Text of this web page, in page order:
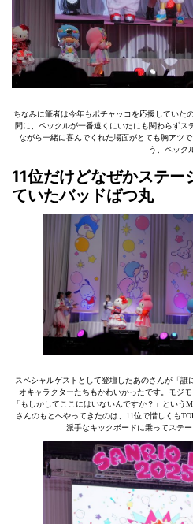
ちなみに筆者は今年もポチャッコを応援していた
間に、ペックルが一番遠くにいたにも関わらずス
ながら一緒に喜んでくれた場面がとても胸アツ
う、ペック
11位だけどなぜかステ
ていたバッドばつ丸
スペシャルゲストとして登壇したあのさんが「誰
オキャラクターたちもかわいかったです。モジ
「もしかしてここにはいないんですか？」という
さんのもとへやってきたのは、11位で惜しくも
派手なキックボードに乗ってステー